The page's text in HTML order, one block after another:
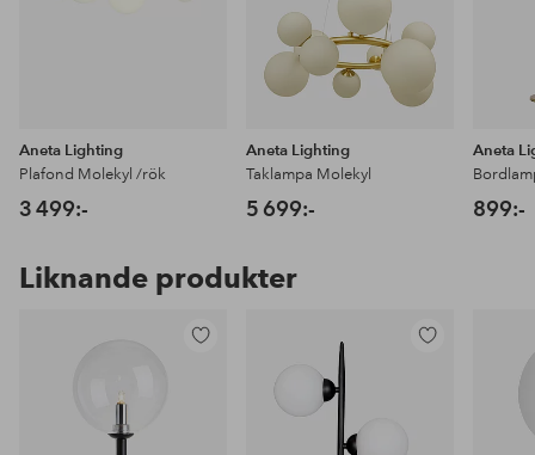
Aneta Lighting
Plafond Molekyl /rök
3 499:-
Aneta Lighting
Taklampa Molekyl
5 699:-
Aneta
899:-
Liknande produkter